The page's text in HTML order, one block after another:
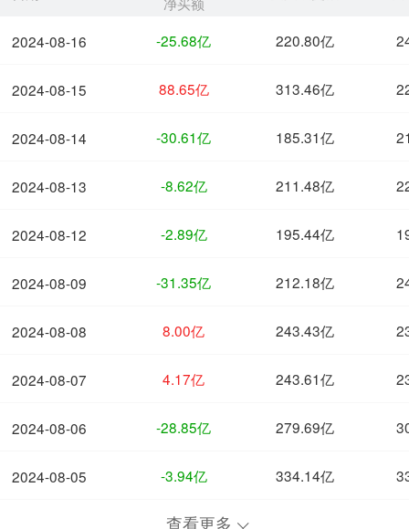
2024-08-16
2024-08-15
2024-08-14
2024-08-13
2024-08-12
2024-08-09
2024-08-08
2024-08-07
2024-08-06
2024-08-05
-25.68亿 220.80亿
88.65亿 313.46亿
-30.61亿 185.31亿
-8.62亿 211.48亿
-2.89亿 195.44亿
-31.35亿 212.18亿
8.00亿 243.43亿
4.17亿 243.61亿
-28.85亿 279.69亿
-3.94亿 334.14亿
查看更多